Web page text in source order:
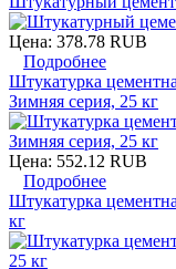
Цена: 378.78 RUB
Подробнее
Штукатурка
Зимняя серия, 25 кг
Цена: 552.12 RUB
Подробнее
Штукатурка
кг